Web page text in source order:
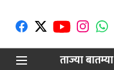
ताज्या बातम्या